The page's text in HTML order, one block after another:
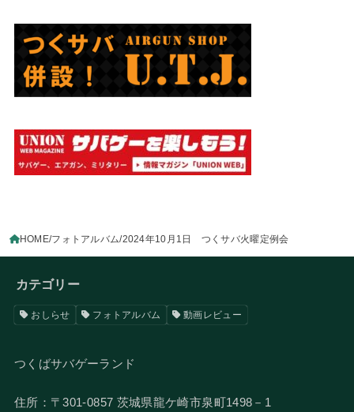
HOME フォトアルバム 2024年10月1日 つくサバ火曜定例会
カテゴリー
おしらせ フォトアルバム 動画レビュー
つくばサバゲーランド
住所：〒301-0857 茨城県龍ケ崎市泉町1498－1